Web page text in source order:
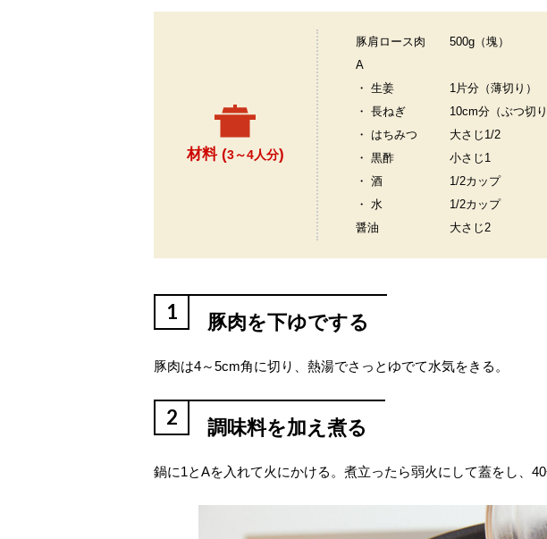
材料 (3～4人分)
豚肩ロース肉
500g（塊）
A
・ 生姜
1片分（薄切り）
・ 長ねぎ
10cm分（ぶつ切り
・ はちみつ
大さじ1/2
・ 黒酢
小さじ1
・ 酒
1/2カップ
・ 水
1/2カップ
醤油
大さじ2
1 豚肉を下ゆでする
豚肉は4～5cm角に切り、熱湯でさっとゆでて水気をきる。
2 調味料を加え煮る
鍋に1とAを入れて火にかける。煮立ったら弱火にして蓋をし、40